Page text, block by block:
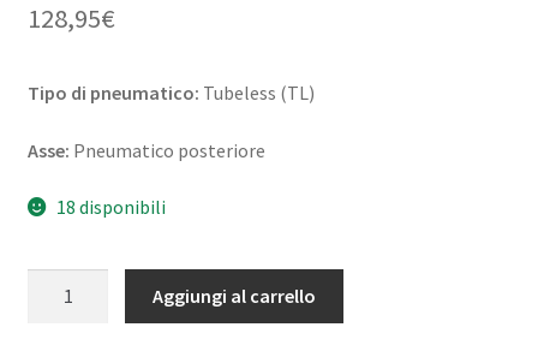
128,95€
Tipo di pneumatico: Tubeless (TL)
Asse: Pneumatico posteriore
18 disponibili
Aggiungi al carrello